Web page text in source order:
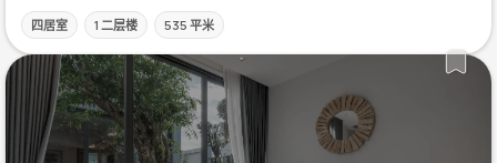
四居室 1 二层楼 535 平米